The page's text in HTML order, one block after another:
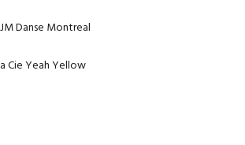
Danse Montreal
Cie Yeah Yellow